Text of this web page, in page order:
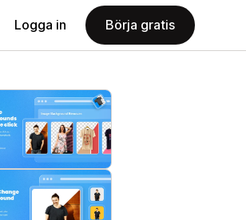
Logga in Börja gratis